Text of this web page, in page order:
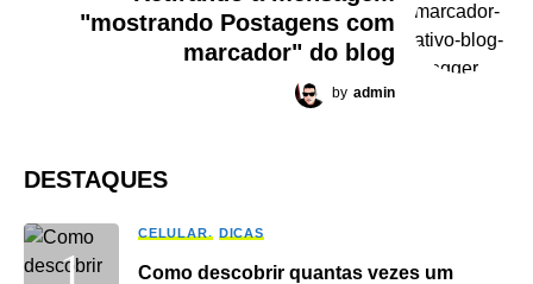
"mostrando Postagens com
marcador" do blog
by admin
DESTAQUES
CELULAR DICAS
Como descobrir quantas vezes um